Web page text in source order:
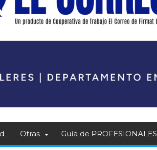
Otras Guía de PROFESIONALES